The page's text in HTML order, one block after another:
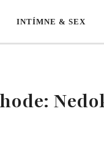
INTÍMNE & SEX